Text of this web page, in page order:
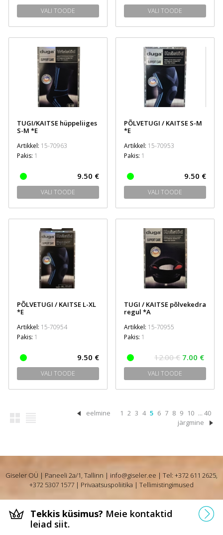
VALI TOODE VALI TOODE
TUGI/KAITSE hüppeliiges
S-M *E
Artikkel: 15-70963
Pakis: 1
9.50 €
VALI TOODE
PÕLVETUGI / KAITSE S-M
*E
Artikkel: 15-70953
Pakis: 1
9.50 €
VALI TOODE
PÕLVETUGI / KAITSE L-XL
*E
Artikkel: 15-70954
Pakis: 1
9.50 €
VALI TOODE
TUGI / KAITSE põlvekedra
regul *A
Artikkel: 15-70955
Pakis: 1
12.00 € 7.00 €
VALI TOODE
eelmine 1 2 3 4 5 6 7 8 9 10 ... 40
järgmine
Giseler OÜ | Paneeli 2a/1, Tallinn | info@giseler.ee | Tel: +372 611 2625,
+372 5307 1577 | Privaatsuspoliitika | Tellimistingimused
Tekkis küsimus? Meie kontaktid
leiad siit.